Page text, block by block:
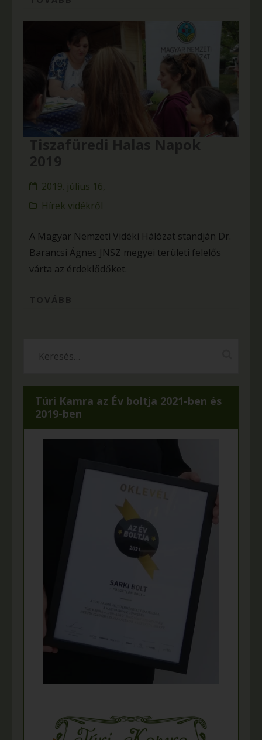
2019. július 16,
Hírek vidékről
A Magyar Nemzeti Vidéki Hálózat standján Dr.
Barancsi Ágnes JNSZ megyei területi felelős
várta az érdeklődőket.
Túri Kamra az Év boltja 2021-ben és
2019-ben